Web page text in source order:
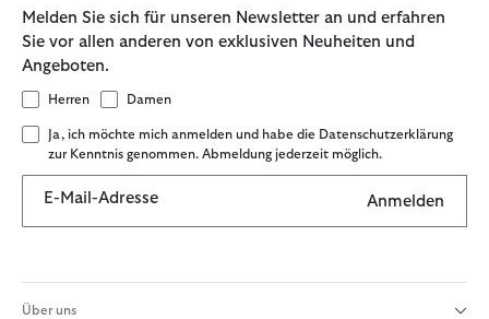
Melden Sie sich für unseren Newsletter an und erfahren
Sie vor allen anderen von exklusiven Neuheiten und
Angeboten.
Herren Damen
Ja, ich möchte mich anmelden und habe die Datenschutzerklärung
zur Kenntnis genommen. Abmeldung jederzeit möglich.
E-Mail-Adresse Anmelden
Über uns